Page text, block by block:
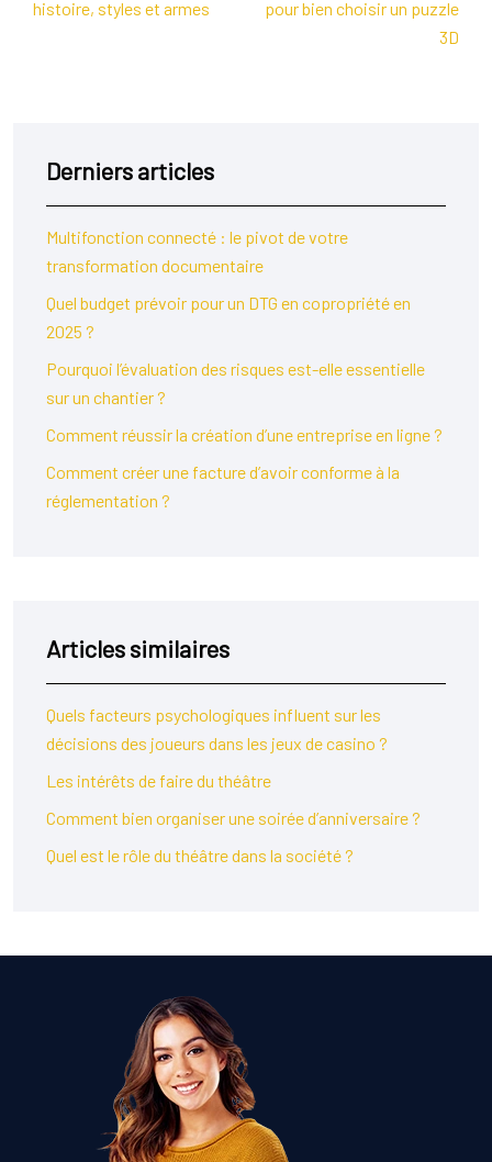
histoire, styles et armes
pour bien choisir un puzzle
3D
Derniers articles
Multifonction connecté : le pivot de votre
transformation documentaire
Quel budget prévoir pour un DTG en copropriété en
2025 ?
Pourquoi l’évaluation des risques est-elle essentielle
sur un chantier ?
Comment réussir la création d’une entreprise en ligne ?
Comment créer une facture d’avoir conforme à la
réglementation ?
Articles similaires
Quels facteurs psychologiques influent sur les
décisions des joueurs dans les jeux de casino ?
Les intérêts de faire du théâtre
Comment bien organiser une soirée d’anniversaire ?
Quel est le rôle du théâtre dans la société ?